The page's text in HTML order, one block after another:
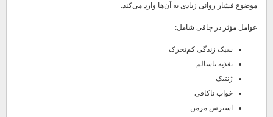
موضوع فشار روانی زیادی به آن‌ها وارد می‌کند.
عوامل مؤثر در چاقی شامل:
سبک زندگی کم‌تحرک
تغذیه ناسالم
ژنتیک
خواب ناکافی
استرس مزمن